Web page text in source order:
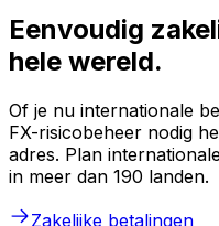
Eenvoudig
hele wereld.
Of je nu internationale
FX-risicobeheer nodig
adres. Plan
in meer dan 190 landen.
Zakelijke betalingen